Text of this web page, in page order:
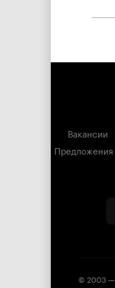
Вакансии
Предложения
© 2003 —